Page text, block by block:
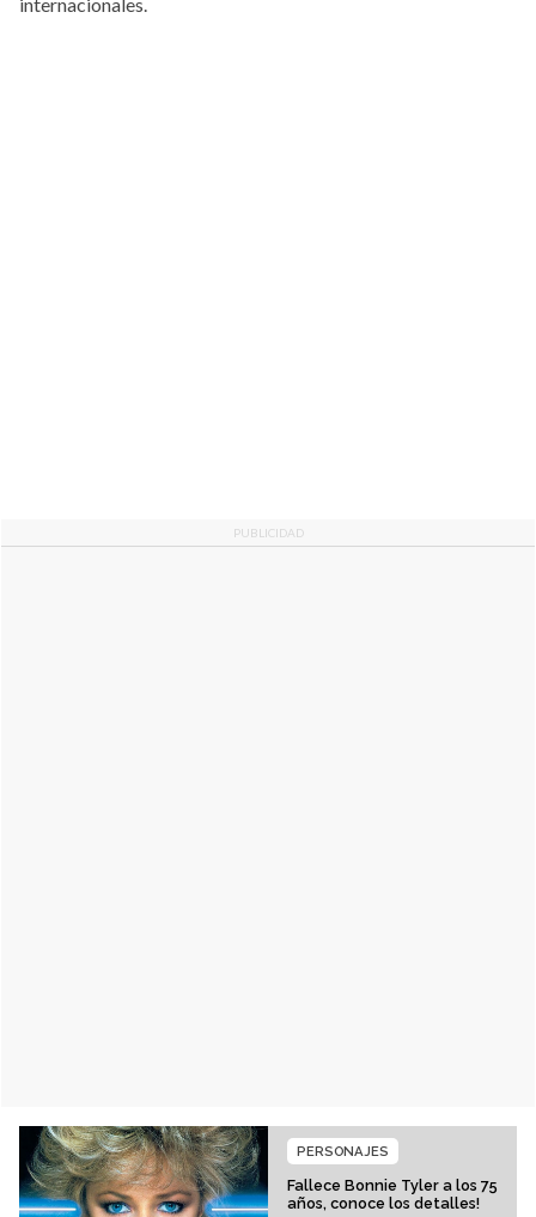
internacionales.
PUBLICIDAD
Fallece Bonnie Tyler a los 75
años, conoce los detalles!
PERSONAJES